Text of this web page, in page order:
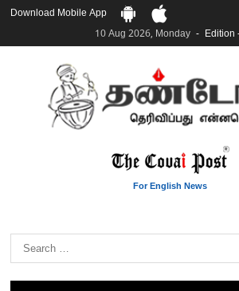
Download Mobile App
10 Aug 2026, Monday
Edition
For English News